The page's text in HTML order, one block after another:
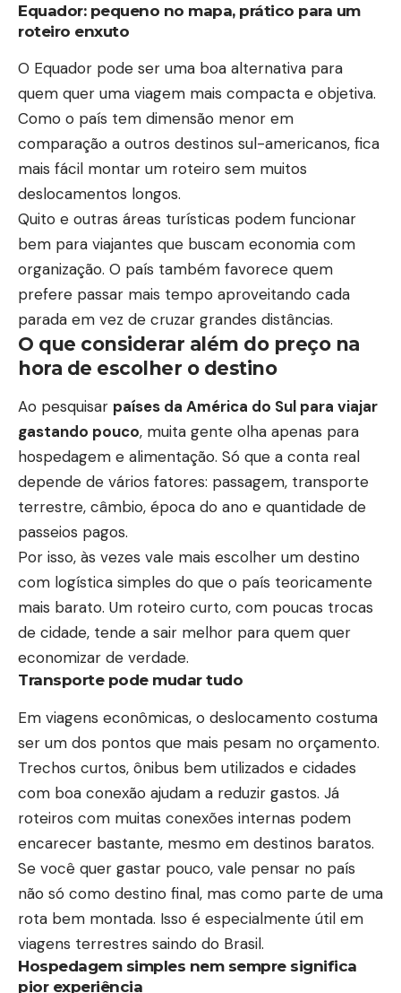
Equador: pequeno no mapa, prático para um
roteiro enxuto
O Equador pode ser uma boa alternativa para
quem quer uma viagem mais compacta e objetiva.
Como o país tem dimensão menor em
comparação a outros destinos sul-americanos, fica
mais fácil montar um roteiro sem muitos
deslocamentos longos.
Quito e outras áreas turísticas podem funcionar
bem para viajantes que buscam economia com
organização. O país também favorece quem
prefere passar mais tempo aproveitando cada
parada em vez de cruzar grandes distâncias.
O que considerar além do preço na
hora de escolher o destino
Ao pesquisar países da América do Sul para viajar
gastando pouco, muita gente olha apenas para
hospedagem e alimentação. Só que a conta real
depende de vários fatores: passagem, transporte
terrestre, câmbio, época do ano e quantidade de
passeios pagos.
Por isso, às vezes vale mais escolher um destino
com logística simples do que o país teoricamente
mais barato. Um roteiro curto, com poucas trocas
de cidade, tende a sair melhor para quem quer
economizar de verdade.
Transporte pode mudar tudo
Em viagens econômicas, o deslocamento costuma
ser um dos pontos que mais pesam no orçamento.
Trechos curtos, ônibus bem utilizados e cidades
com boa conexão ajudam a reduzir gastos. Já
roteiros com muitas conexões internas podem
encarecer bastante, mesmo em destinos baratos.
Se você quer gastar pouco, vale pensar no país
não só como destino final, mas como parte de uma
rota bem montada. Isso é especialmente útil em
viagens terrestres saindo do Brasil.
Hospedagem simples nem sempre significa
pior experiência